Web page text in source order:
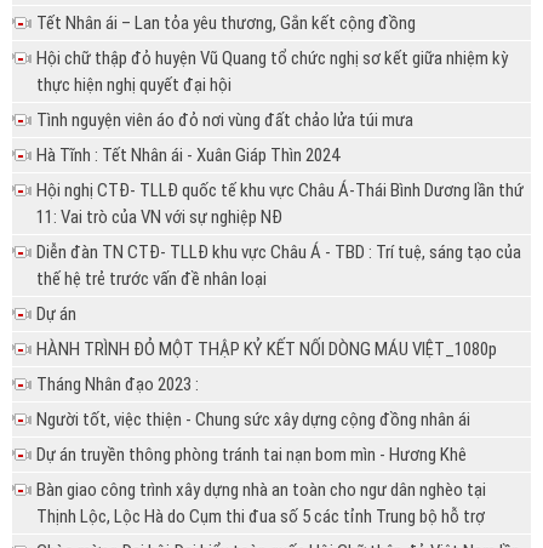
Tết Nhân ái – Lan tỏa yêu thương, Gắn kết cộng đồng
Hội chữ thập đỏ huyện Vũ Quang tổ chức nghị sơ kết giữa nhiệm kỳ
thực hiện nghị quyết đại hội
Tình nguyện viên áo đỏ nơi vùng đất chảo lửa túi mưa
Hà Tĩnh : Tết Nhân ái - Xuân Giáp Thìn 2024
Hội nghị CTĐ- TLLĐ quốc tế khu vực Châu Á-Thái Bình Dương lần thứ
11: Vai trò của VN với sự nghiệp NĐ
Diễn đàn TN CTĐ- TLLĐ khu vực Châu Á - TBD : Trí tuệ, sáng tạo của
thế hệ trẻ trước vấn đề nhân loại
Dự án
HÀNH TRÌNH ĐỎ MỘT THẬP KỶ KẾT NỐI DÒNG MÁU VIỆT_1080p
Tháng Nhân đạo 2023 :
Người tốt, việc thiện - Chung sức xây dựng cộng đồng nhân ái
Dự án truyền thông phòng tránh tai nạn bom mìn - Hương Khê
Bàn giao công trình xây dựng nhà an toàn cho ngư dân nghèo tại
Thịnh Lộc, Lộc Hà do Cụm thi đua số 5 các tỉnh Trung bộ hỗ trợ